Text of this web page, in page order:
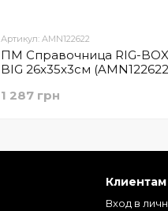
Артикул: AMN122622
ПМ Справочница RIG-BOX
BIG 26x35x3см
1 287 грн
Клиентам
Вход в